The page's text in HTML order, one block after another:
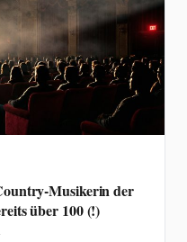
Musikerin der
über 100 (!)